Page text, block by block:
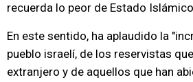
recuerda lo peor de Estado
En este sentido, ha aplaudido la
pueblo israelí, de los reservistas
extranjero y de aquellos que han